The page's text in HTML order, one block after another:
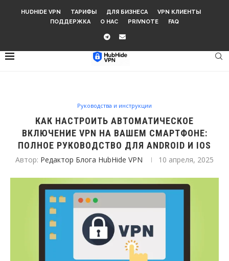
HUDHIDE VPN ТАРИФЫ ДЛЯ БИЗНЕСА
VPN КЛИЕНТЫ
ПОДДЕРЖКА
О НАС PRIVNOTE FAQ
Руководства и инструкции
КАК НАСТРОИТЬ АВТОМАТИЧЕСКОЕ
ВКЛЮЧЕНИЕ VPN НА ВАШЕМ СМАРТФОНЕ:
ПОЛНОЕ РУКОВОДСТВО ДЛЯ ANDROID И IOS
Автор: Редактор Блога HubHide VPN 10 апреля, 2025